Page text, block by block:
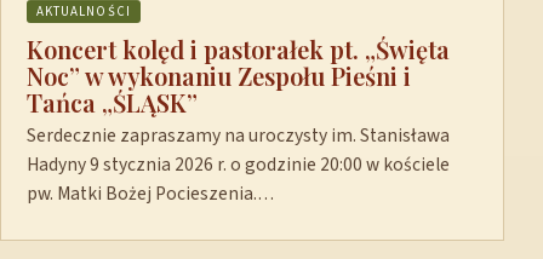
AKTUALNOŚCI
Koncert kolęd i pastorałek pt. „Święta
Noc” w wykonaniu Zespołu Pieśni i
Tańca „ŚLĄSK”
Serdecznie zapraszamy na uroczysty im. Stanisława
Hadyny 9 stycznia 2026 r. o godzinie 20:00 w kościele
pw. Matki Bożej Pocieszenia.…